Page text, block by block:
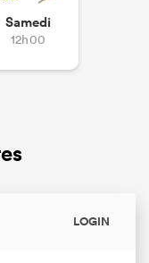
Samedi
12h00
LOGIN